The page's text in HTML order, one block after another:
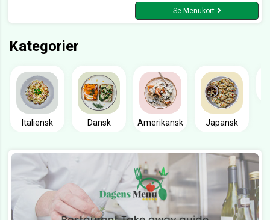
Se Menukort
Kategorier
Italiensk Dansk Amerikansk Japansk